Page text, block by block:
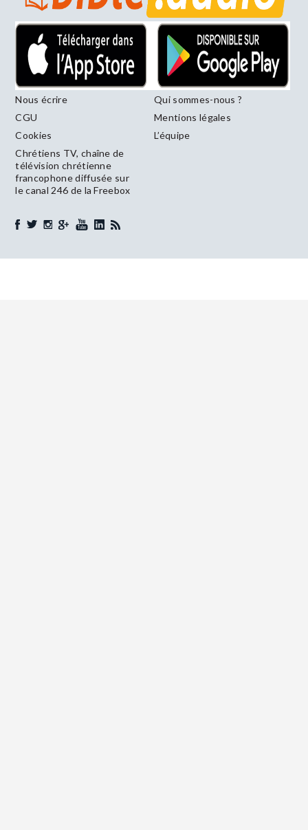
Nous écrire
Qui sommes-nous ?
CGU
Mentions légales
Cookies
L’équipe
Chrétiens TV, chaîne de
télévision chrétienne
francophone diffusée sur
le canal 246 de la Freebox